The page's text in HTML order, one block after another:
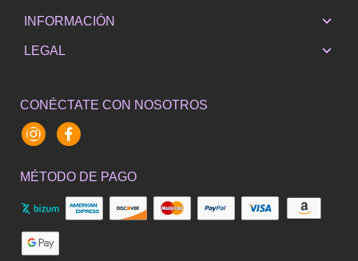
INFORMACIÓN
LEGAL
CONÉCTATE CON NOSOTROS
InstagramFacebook
MÉTODO DE PAGO